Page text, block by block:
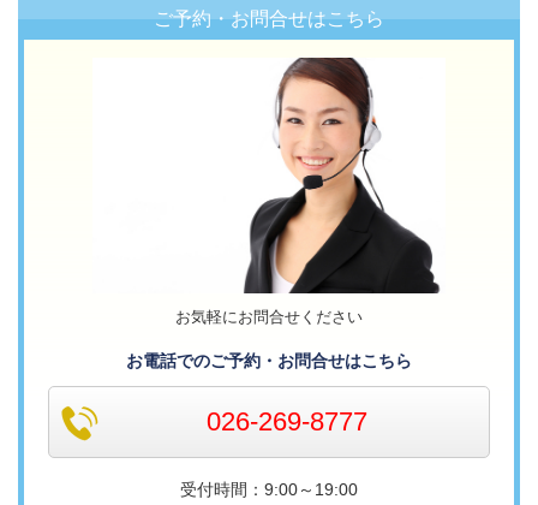
ご予約・お問合せはこちら
お気軽にお問合せください
お電話でのご予約・お問合せはこちら
026-269-8777
受付時間：9:00～19:00